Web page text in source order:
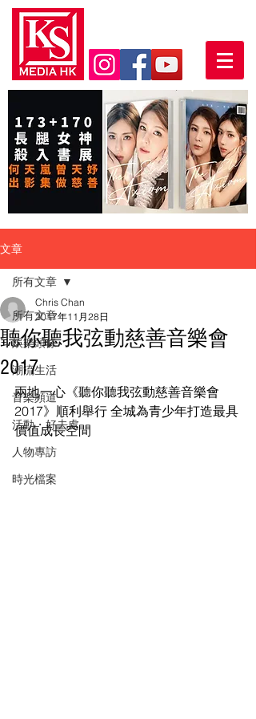
文章
所有文章
娛樂頭條
潮流生活
音樂頻道
活動・好去處
人物專訪
時光檔案
所有文章
聽你聽我弦動慈善音樂會
2017
Chris Chan
2017年11月28日
兩地一心《聽你聽我弦動慈善音樂會
2017》順利舉行 全城為青少年打造最具
價值成長空間